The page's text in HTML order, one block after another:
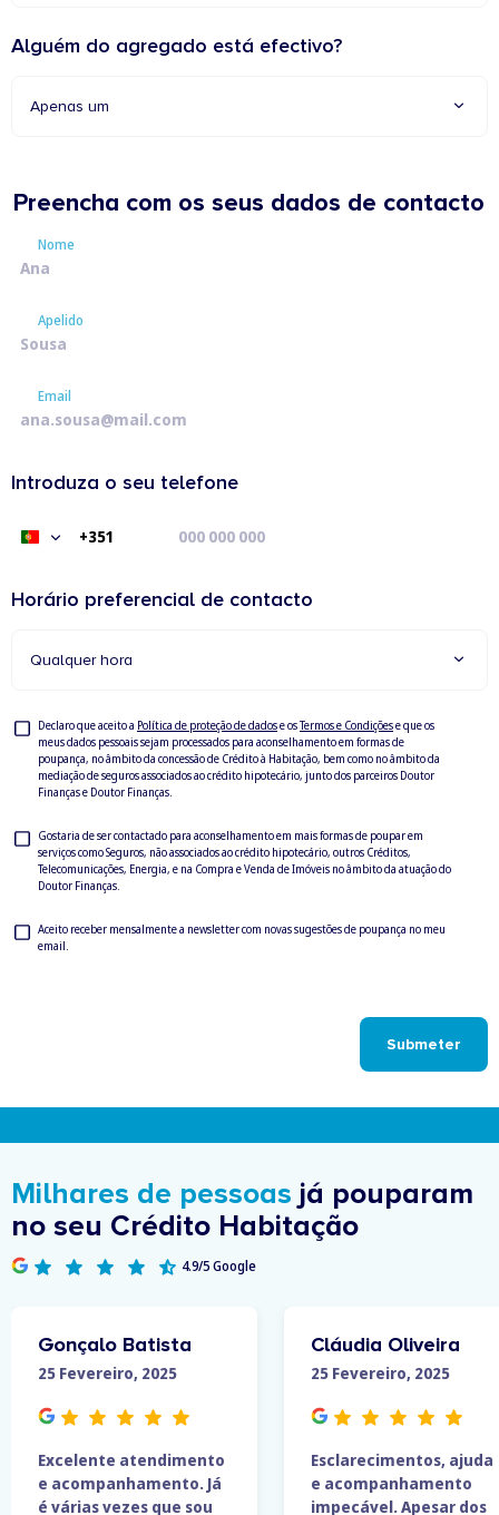
Alguém do agregado está efectivo?
Apenas um
Preencha com os seus dados de contacto
Nome
Nome
Apelido
Apelido
Email
Email
Introduza o seu telefone
Portugal
+351
Horário preferencial de contacto
Qualquer hora
Privacy
Check
Declaro que aceito a Política de proteção de dadose osTermos e Condiçõese que os
meus dados pessoais sejam processados para aconselhamento em formas de
poupança, no âmbito da concessão de Crédito à Habitação, bem como no âmbito da
mediação de seguros associados ao crédito hipotecário, junto dos parceiros Doutor
Finanças e Doutor Finanças.
Privacy
Check
Gostaria de ser contactado para aconselhamento em mais formas de poupar em
serviços como Seguros, não associados ao crédito hipotecário, outros Créditos,
Telecomunicações, Energia, e na Compra e Venda de Imóveis no âmbito da atuação do
Doutor Finanças.
Newsletter
Check
Aceito receber mensalmente a newsletter com novas sugestões de poupança no meu
email.
Submeter
Milhares de pessoas já pouparam
no seu Crédito Habitação
4.9/5 Google
Gonçalo Batista
25 Fevereiro, 2025
Excelente atendimento
e acompanhamento. Já
é várias vezes que sou
Cláudia Oliveira
25 Fevereiro, 2025
Esclarecimentos, ajuda
e acompanhamento
impecável. Apesar dos